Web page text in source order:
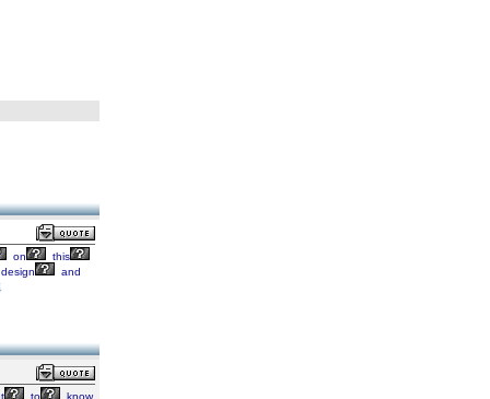
on
this
design
and
to
know